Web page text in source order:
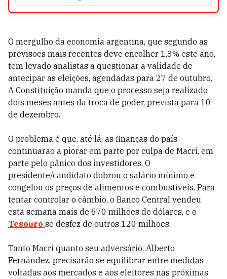
O mergulho da economia argentina, que segundo as
previsões mais recentes deve encolher 1,3% este ano,
tem levado analistas a questionar a validade de
antecipar as eleições, agendadas para 27 de outubro.
A Constituição manda que o processo seja realizado
dois meses antes da troca de poder, prevista para 10
de dezembro.
O problema é que, até lá, as finanças do país
continuarão a piorar em parte por culpa de Macri, em
parte pelo pânico dos investidores. O
presidente/candidato dobrou o salário mínimo e
congelou os preços de alimentos e combustíveis. Para
tentar controlar o câmbio, o Banco Central vendeu
esta semana mais de 670 milhões de dólares, e o
Tesouro se desfez de outros 120 milhões.
Tanto Macri quanto seu adversário, Alberto
Fernández, precisarão se equilibrar entre medidas
voltadas aos mercados e aos eleitores nas próximas